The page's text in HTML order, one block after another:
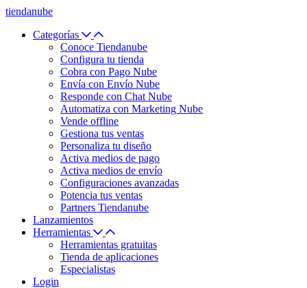
tiendanube
Categorías
Conoce Tiendanube
Configura tu tienda
Cobra con Pago Nube
Envía con Envío Nube
Responde con Chat Nube
Automatiza con Marketing Nube
Vende offline
Gestiona tus ventas
Personaliza tu diseño
Activa medios de pago
Activa medios de envío
Configuraciones avanzadas
Potencia tus ventas
Partners Tiendanube
Lanzamientos
Herramientas
Herramientas gratuitas
Tienda de aplicaciones
Especialistas
Login